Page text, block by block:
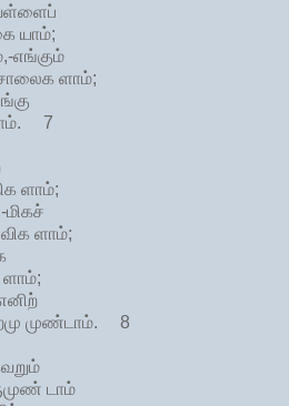
யாம்;
எங்கும்
ளாம்;
7
ளாம்;
ளாம்;
முண்டாம். 8
டாம்